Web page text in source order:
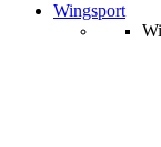
Wingsport